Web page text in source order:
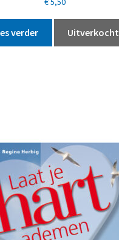
verder Uitverkocht